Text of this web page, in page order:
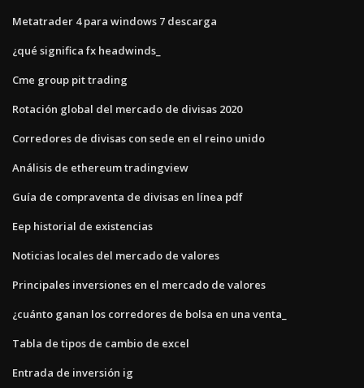
Metatrader 4 para windows 7 descarga
¿qué significa fx headwinds_
Cme group pit trading
Rotación global del mercado de divisas 2020
Corredores de divisas con sede en el reino unido
Análisis de ethereum tradingview
Guía de compraventa de divisas en línea pdf
Eep historial de existencias
Noticias locales del mercado de valores
Principales inversiones en el mercado de valores
¿cuánto ganan los corredores de bolsa en una venta_
Tabla de tipos de cambio de excel
Entrada de inversión ig